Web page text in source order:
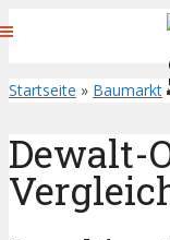
Startseite » Baumarkt
Dewalt-